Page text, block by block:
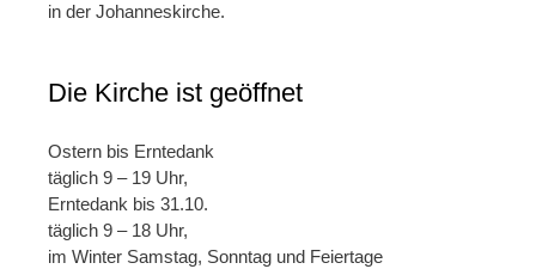
in der Johanneskirche.
Die Kirche ist geöffnet
Ostern bis Erntedank
täglich 9 – 19 Uhr,
Erntedank bis 31.10.
täglich 9 – 18 Uhr,
im Winter Samstag, Sonntag und Feiertage